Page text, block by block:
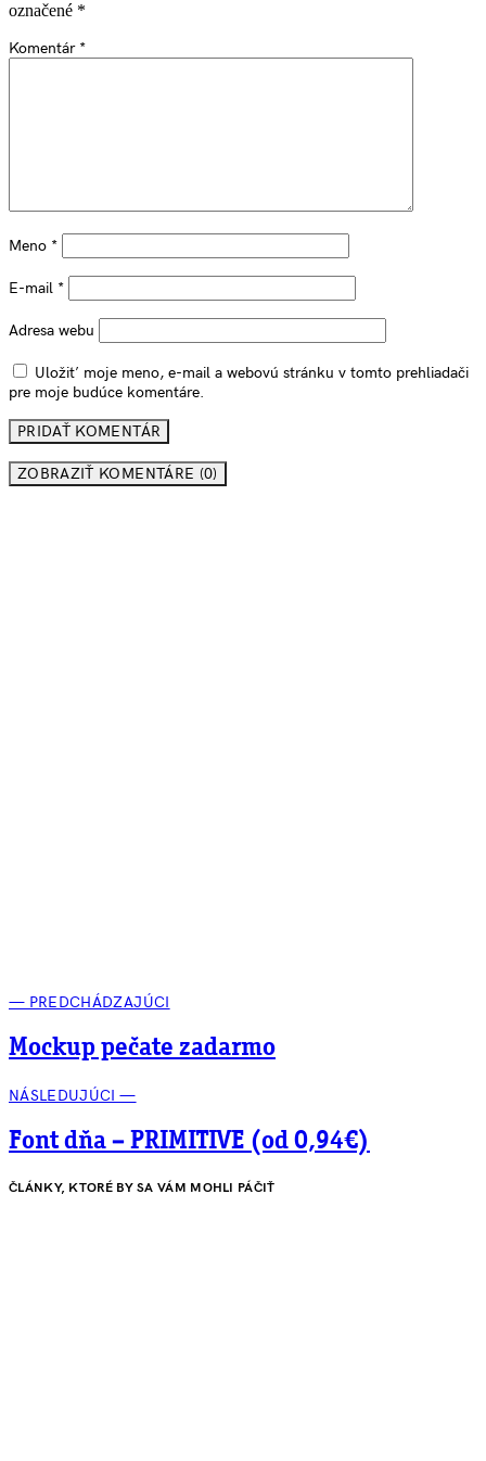
označené *
Komentár *
Meno *
E-mail *
Adresa webu
Uložiť moje meno, e-mail a webovú stránku v tomto prehliadači
pre moje budúce komentáre.
ZOBRAZIŤ KOMENTÁRE (0)
— PREDCHÁDZAJÚCI
Mockup pečate zadarmo
NÁSLEDUJÚCI —
Font dňa – PRIMITIVE (od 0,94€)
ČLÁNKY, KTORÉ BY SA VÁM MOHLI PÁČIŤ